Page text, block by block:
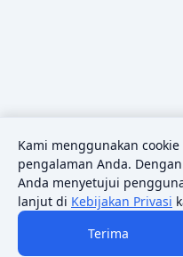
Kami menggunakan
pengalaman Anda.
Anda menyetujui
lanjut di Kebijakan Privasi
Terima